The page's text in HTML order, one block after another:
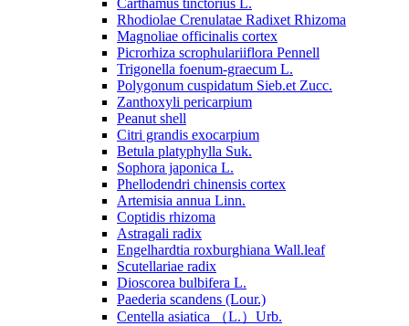
Carthamus tinctorius L.
Rhodiolae Crenulatae Radixet Rhizoma
Magnoliae officinalis cortex
Picrorhiza scrophulariiflora Pennell
Trigonella foenum-graecum L.
Polygonum cuspidatum Sieb.et Zucc.
Zanthoxyli pericarpium
Peanut shell
Citri grandis exocarpium
Betula platyphylla Suk.
Sophora japonica L.
Phellodendri chinensis cortex
Artemisia annua Linn.
Coptidis rhizoma
Astragali radix
Engelhardtia roxburghiana Wall.leaf
Scutellariae radix
Dioscorea bulbifera L.
Paederia scandens (Lour.)
Centella asiatica （L.）Urb.